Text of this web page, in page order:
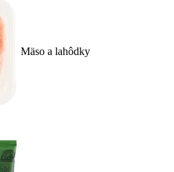
Mäso a lahôdky